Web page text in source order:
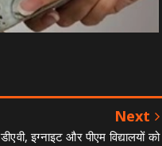
Next
डीएवी, इग्नाइट और पीएम विद्यालयों को